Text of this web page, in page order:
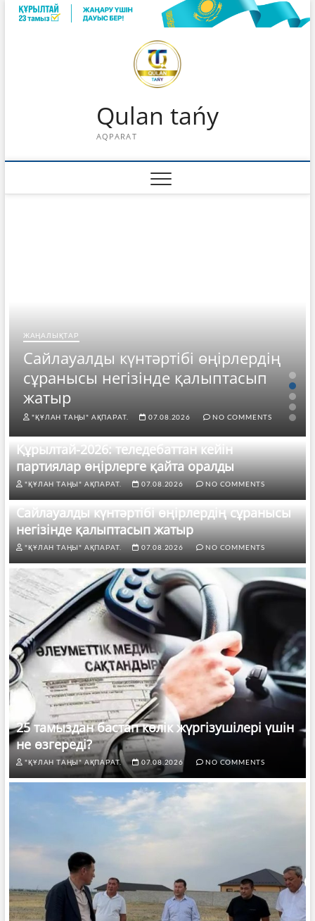
Skip
Qulan tańy
AQPARAT
ЖАҢАЛЫҚТАР
Сайлауалды күнтәртібі өңірлердің
сұранысы негізінде қалыптасып
жатыр
"ҚҰЛАН ТАҢЫ" АҚПАРАТ. 07.08.2026 NO COMMENTS
Құрылтай-2026: теледебаттан кейін
партиялар өңірлерге қайта оралды
"ҚҰЛАН ТАҢЫ" АҚПАРАТ. 07.08.2026 NO COMMENTS
Сайлауалды күнтәртібі өңірлердің сұранысы
негізінде қалыптасып жатыр
"ҚҰЛАН ТАҢЫ" АҚПАРАТ. 07.08.2026 NO COMMENTS
25 тамыздан бастап көлік жүргізушілері үшін
не өзгереді?
"ҚҰЛАН ТАҢЫ" АҚПАРАТ. 07.08.2026 NO COMMENTS